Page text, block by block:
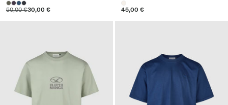
50,00 €30,00 € 45,00 €